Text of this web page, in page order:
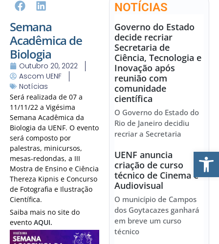
Semana
Acadêmica de
Biologia
Outubro 20, 2022
Ascom UENF
Notícias
Será realizada de 07 a
11/11/22 a Vigésima
Semana Acadêmica da
Biologia da UENF. O evento
será composto por
palestras, minicursos,
mesas-redondas, a III
Mostra de Ensino e Ciência
Thereza Kipnis e Concurso
de Fotografia e Ilustração
Científica.
Saiba mais no site do
evento AQUI.
NOTÍCIAS
Governo do Estado
decide recriar
Secretaria de
Ciência, Tecnologia e
Inovação após
reunião com
comunidade
científica
O Governo do Estado do
Rio de Janeiro decidiu
recriar a Secretaria
UENF anuncia
criação de curso
técnico de Cinema e
Audiovisual
O município de Campos
dos Goytacazes ganhará
em breve um curso
técnico